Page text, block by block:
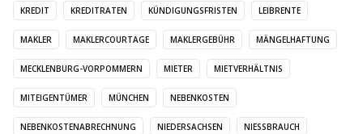
KREDIT KREDITRATEN KÜNDIGUNGSFRISTEN LEIBRENTE
MAKLER MAKLERCOURTAGE MAKLERGEBÜHR MÄNGELHAFTUNG
MECKLENBURG-VORPOMMERN MIETER MIETVERHÄLTNIS
MITEIGENTÜMER MÜNCHEN NEBENKOSTEN
NEBENKOSTENABRECHNUNG NIEDERSACHSEN NIESSBRAUCH